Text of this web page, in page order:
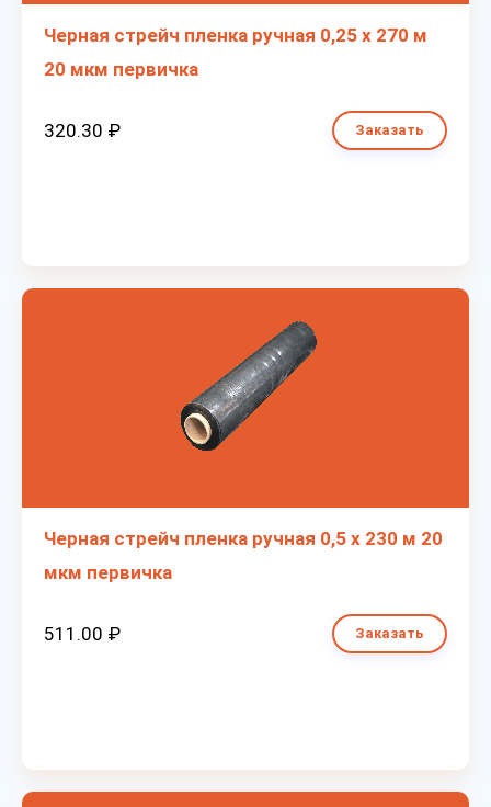
Черная стрейч пленка ручная 0,25 х 270 м
20 мкм первичка
320.30 ₽ Заказать
Черная стрейч пленка ручная 0,5 х 230 м 20
мкм первичка
511.00 ₽ Заказать